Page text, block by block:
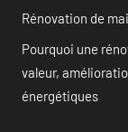
Rénovation de
Pourquoi une
valeur,
énergétiques